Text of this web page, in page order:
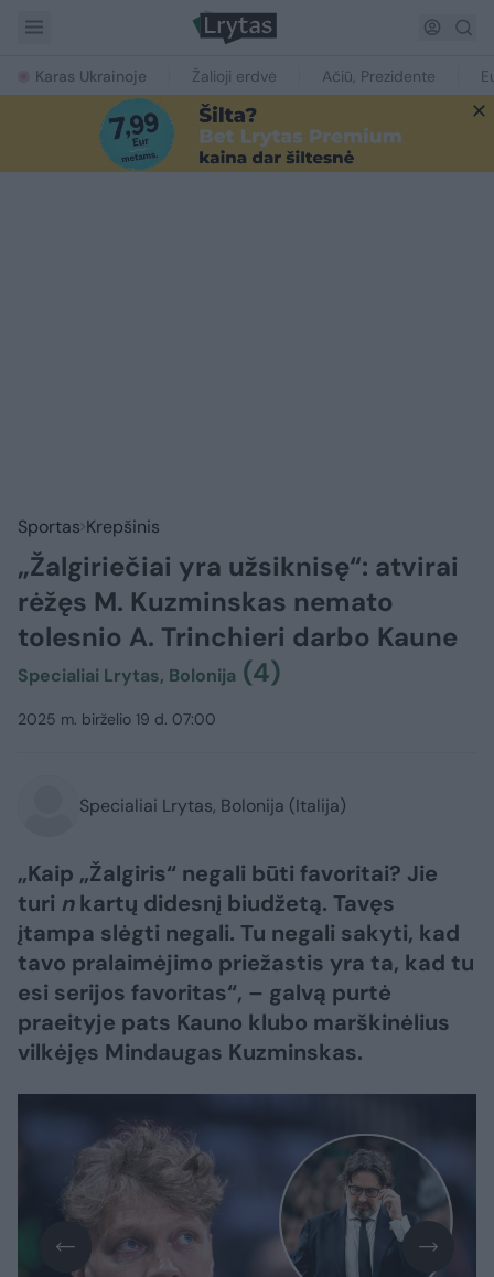
Karas Ukrainoje Žalioji erdvė Ačiū, Prezidente
Sportas Krepšinis
„Žalgiriečiai yra užsiknisę“: atvirai
rėžęs M. Kuzminskas nemato
tolesnio A. Trinchieri darbo Kaune
Specialiai Lrytas, Bolonija (4)
2025 m. birželio 19 d. 07:00
Specialiai Lrytas, Bolonija (Italija)
„Kaip „Žalgiris“ negali būti favoritai? Jie
turi nkartų didesnį biudžetą. Tavęs
įtampa slėgti negali. Tu negali sakyti, kad
tavo pralaimėjimo priežastis yra ta, kad tu
esi serijos favoritas“, – galvą purtė
praeityje pats Kauno klubo marškinėlius
vilkėjęs Mindaugas Kuzminskas.